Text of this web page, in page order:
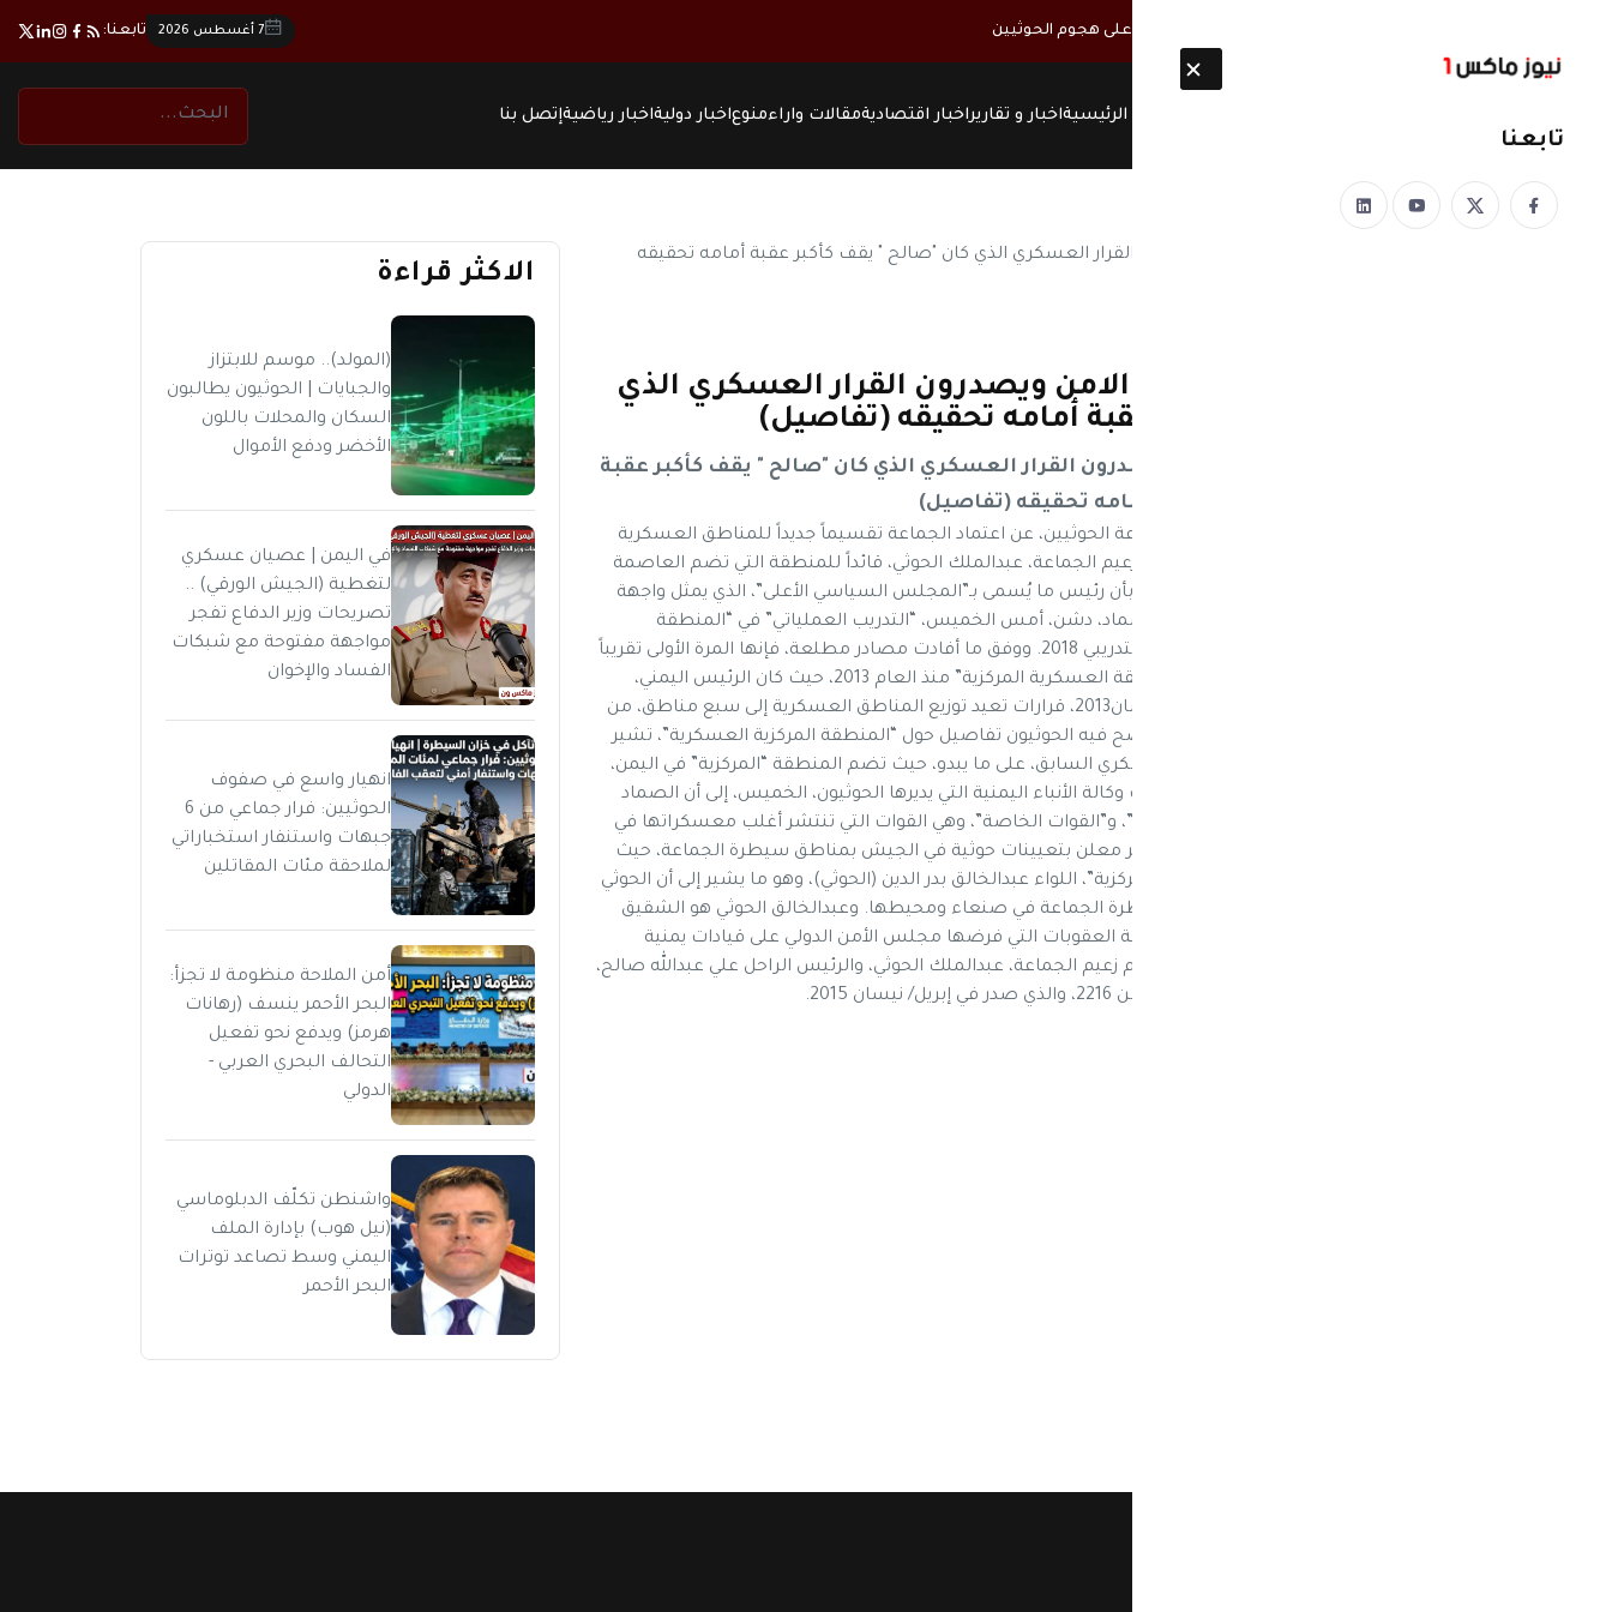
غضب يمني واسع من رد فعل الحكومة والدفاع على هجوم الحوثيين 7 أغسطس 2026 تابعنا:
الرئيسيةاخبار و تقاريراخبار اقتصاديةمقالات واراءمنوعاخبار دوليةاخبار رياضيةإتصل بنا
تابعنا
الحوثيين يتحدون مجلس الامن ويصدرون القرار العسكري الذي
كان "صالح " يقف كأكبر عقبة أمامه تحقيقه (تفاصيل)
الحوثيين يتحدون مجلس الامن ويصدرون القرار العسكري الذي كان "صالح " يقف كأكبر عقبة
أمامه تحقيقه (تفاصيل)
نيوز ماكس ون: كشفت مصادر تابعة لجماعة الحوثيين، عن اعتماد الجماعة تقسيماً جديداً للمناطق العسكرية
في البلاد، وتعيين عبدالخالق الحوثي، شقيق زعيم الجماعة، عبدالملك الحوثي، قائداً للمنطقة التي تضم العاصمة
صنعاء ومحيطها. وأفادت مصادر الحوثيين بأن رئيس ما يُسمى بـ”المجلس السياسي الأعلى”، الذي يمثل واجهة
أعلى سلطة للجماعة في صنعاء، صالح الصماد، دشن، أمس الخميس، “التدريب العملياتي” في “المنطقة
المركزية العسكرية”، ضمن فعاليات العام التدريبي 2018. ووفق ما أفادت مصادر مطلعة، فإنها المرة الأولى تقريباً
التي يستخدم فيها الحوثيون تسمية “المنطقة العسكرية المركزية” منذ العام 2013، حيث كان الرئيس اليمني،
عبدربه منصور هادي، قد أصدر، في إبريل/نيسان2013، قرارات تعيد توزيع المناطق العسكرية إلى سبع مناطق، من
الأولى حتى السابعة. وفي الوقت الذي لم يوضح فيه الحوثيون تفاصيل حول “المنطقة المركزية العسكرية”، تشير
التسمية إلى اعتماد الجماعة التقسيم العسكري السابق، على ما يبدو، حيث تضم المنطقة “المركزية” في اليمن،
سابقاً، العاصمة صنعاء ومحيطها. وأشارت وكالة الأنباء اليمنية التي يديرها الحوثيون، الخميس، إلى أن الصماد
اجتمع بقيادات من “قوات الحرس الجمهوري”، و”القوات الخاصة”، وهي القوات التي تنتشر أغلب معسكراتها في
صنعاء. إلى ذلك، كشفت الوكالة عن قرار غير معلن بتعيينات حوثية في الجيش بمناطق سيطرة الجماعة، حيث
أفادت بأن الصماد التقى بـ”قائد المنطقة المركزية”، اللواء عبدالخالق بدر الدين (الحوثي)، وهو ما يشير إلى أن الحوثي
عين شقيقاً له قائداً للقوات الخاضعة لسيطرة الجماعة في صنعاء ومحيطها. وعبدالخالق الحوثي هو الشقيق
الأصغر لزعيم الجماعة، وأُدرج اسمه على لائحة العقوبات التي فرضها مجلس الأمن الدولي على قيادات يمنية
متهمة بعرقلة التسوية في اليمن، بمن فيهم زعيم الجماعة، عبدالملك الحوثي، والرئيس الراحل علي عبدالله صالح،
ونجله الأكبر أحمد، وذلك في قرار مجلس الأمن 2216، والذي صدر في إبريل/ نيسان 2015.
الاكثر قراءة
(المولد).. موسم للابتزاز
والجبايات | الحوثيون يطالبون
السكان والمحلات باللون
الأخضر ودفع الأموال
في اليمن | عصيان عسكري
لتغطية (الجيش الورقي) ..
تصريحات وزير الدفاع تفجر
مواجهة مفتوحة مع شبكات
الفساد والإخوان
انهيار واسع في صفوف
الحوثيين: فرار جماعي من 6
جبهات واستنفار استخباراتي
لملاحقة مئات المقاتلين
أمن الملاحة منظومة لا تجزأ:
البحر الأحمر ينسف (رهانات
هرمز) ويدفع نحو تفعيل
التحالف البحري العربي -
الدولي
واشنطن تكلّف الدبلوماسي
(نيل هوب) بإدارة الملف
اليمني وسط تصاعد توترات
البحر الأحمر